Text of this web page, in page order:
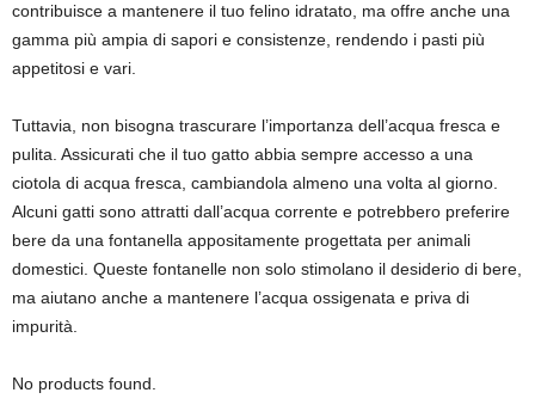
contribuisce a mantenere il tuo felino idratato, ma offre anche una
gamma più ampia di sapori e consistenze, rendendo i pasti più
appetitosi e vari.
Tuttavia, non bisogna trascurare l’importanza dell’acqua fresca e
pulita. Assicurati che il tuo gatto abbia sempre accesso a una
ciotola di acqua fresca, cambiandola almeno una volta al giorno.
Alcuni gatti sono attratti dall’acqua corrente e potrebbero preferire
bere da una fontanella appositamente progettata per animali
domestici. Queste fontanelle non solo stimolano il desiderio di bere,
ma aiutano anche a mantenere l’acqua ossigenata e priva di
impurità.
No products found.